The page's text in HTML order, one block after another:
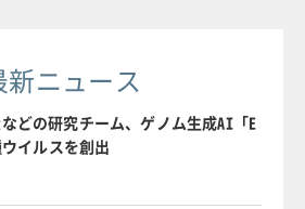
新ニュース
どの研究チーム、ゲノム生成AI「E
イルスを創出